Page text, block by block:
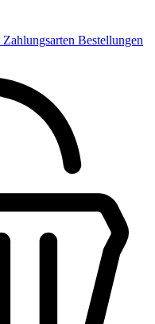
Zahlungsarten Bestellungen